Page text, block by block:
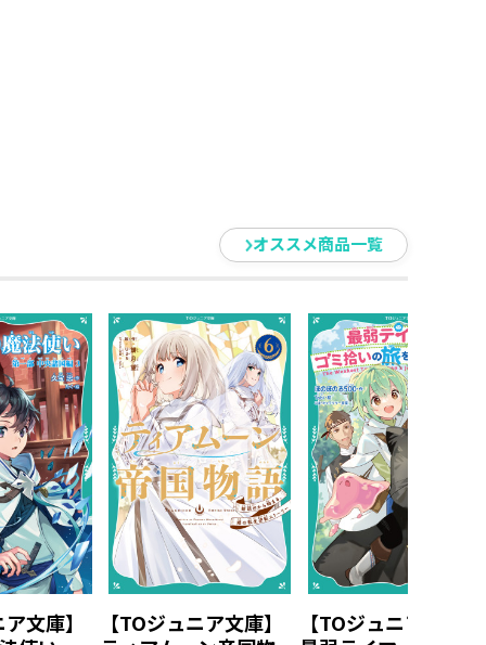
オススメ商品一覧
文庫】
【TOジュニア文庫】
【TOジュニア文庫】